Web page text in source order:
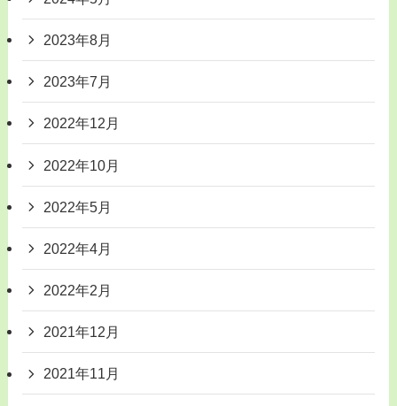
2023年8月
2023年7月
2022年12月
2022年10月
2022年5月
2022年4月
2022年2月
2021年12月
2021年11月